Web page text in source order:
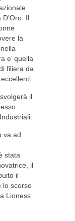
Il
la
e’ quella
filiera da
il
va ad
stata
il
il
lo scorso
Lioness